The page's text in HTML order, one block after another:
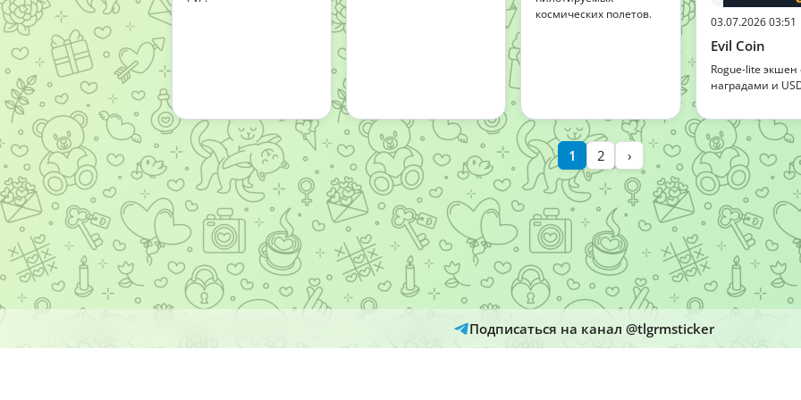
космических полетов.
03.07.2026 03:51
Evil Coin
Rogue-lite экшен
наградами и
1 2 ›
Подписаться на канал @tlgrmsticker